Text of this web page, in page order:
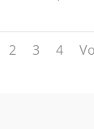
2 3 4